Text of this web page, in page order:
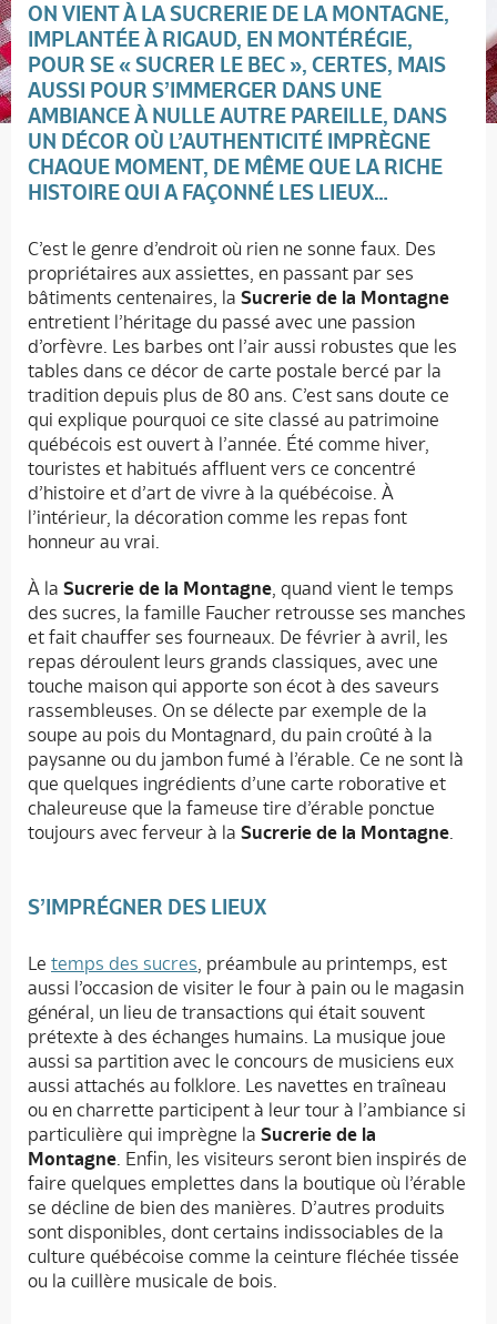
ON VIENT À LA SUCRERIE DE LA MONTAGNE,
IMPLANTÉE À RIGAUD, EN MONTÉRÉGIE,
POUR SE « SUCRER LE BEC », CERTES, MAIS
AUSSI POUR S’IMMERGER DANS UNE
AMBIANCE À NULLE AUTRE PAREILLE, DANS
UN DÉCOR OÙ L’AUTHENTICITÉ IMPRÈGNE
CHAQUE MOMENT, DE MÊME QUE LA RICHE
HISTOIRE QUI A FAÇONNÉ LES LIEUX…
C’est le genre d’endroit où rien ne sonne faux. Des
propriétaires aux assiettes, en passant par ses
bâtiments centenaires, la Sucrerie de la Montagne
entretient l’héritage du passé avec une passion
d’orfèvre. Les barbes ont l’air aussi robustes que les
tables dans ce décor de carte postale bercé par la
tradition depuis plus de 80 ans. C’est sans doute ce
qui explique pourquoi ce site classé au patrimoine
québécois est ouvert à l’année. Été comme hiver,
touristes et habitués affluent vers ce concentré
d’histoire et d’art de vivre à la québécoise. À
l’intérieur, la décoration comme les repas font
honneur au vrai.
À la Sucrerie de la Montagne , quand vient le temps
des sucres, la famille Faucher retrousse ses manches
et fait chauffer ses fourneaux. De février à avril, les
repas déroulent leurs grands classiques, avec une
touche maison qui apporte son écot à des saveurs
rassembleuses. On se délecte par exemple de la
soupe au pois du Montagnard, du pain croûté à la
paysanne ou du jambon fumé à l’érable. Ce ne sont là
que quelques ingrédients d’une carte roborative et
chaleureuse que la fameuse tire d’érable ponctue
toujours avec ferveur à la Sucrerie de la Montagne
S’IMPRÉGNER DES LIEUX
Le temps des sucres , préambule au printemps, est
aussi l’occasion de visiter le four à pain ou le magasin
général, un lieu de transactions qui était souvent
prétexte à des échanges humains. La musique joue
aussi sa partition avec le concours de musiciens eux
aussi attachés au folklore. Les navettes en traîneau
ou en charrette participent à leur tour à l’ambiance si
particulière qui imprègne la Sucrerie de la
Montagne . Enfin, les visiteurs seront bien inspirés de
faire quelques emplettes dans la boutique où l’érable
se décline de bien des manières. D’autres produits
sont disponibles, dont certains indissociables de la
culture québécoise comme la ceinture fléchée tissée
ou la cuillère musicale de bois.